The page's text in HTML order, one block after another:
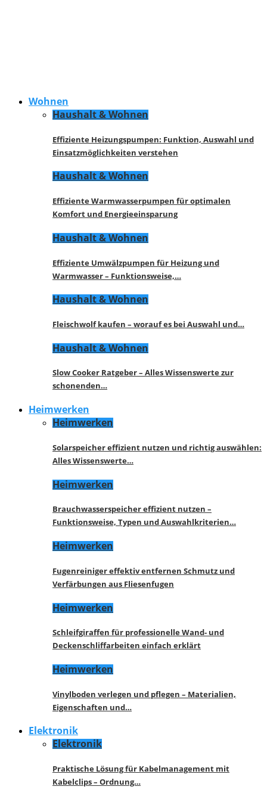
Wohnen
Haushalt & Wohnen
Effiziente Heizungspumpen: Funktion, Auswahl und
Einsatzmöglichkeiten verstehen
Haushalt & Wohnen
Effiziente Warmwasserpumpen für optimalen
Komfort und Energieeinsparung
Haushalt & Wohnen
Effiziente Umwälzpumpen für Heizung und
Warmwasser – Funktionsweise,…
Haushalt & Wohnen
Fleischwolf kaufen – worauf es bei Auswahl und…
Haushalt & Wohnen
Slow Cooker Ratgeber – Alles Wissenswerte zur
schonenden…
Heimwerken
Heimwerken
Solarspeicher effizient nutzen und richtig auswählen:
Alles Wissenswerte…
Heimwerken
Brauchwasserspeicher effizient nutzen –
Funktionsweise, Typen und Auswahlkriterien…
Heimwerken
Fugenreiniger effektiv entfernen Schmutz und
Verfärbungen aus Fliesenfugen
Heimwerken
Schleifgiraffen für professionelle Wand- und
Deckenschliffarbeiten einfach erklärt
Heimwerken
Vinylboden verlegen und pflegen – Materialien,
Eigenschaften und…
Elektronik
Elektronik
Praktische Lösung für Kabelmanagement mit
Kabelclips – Ordnung…